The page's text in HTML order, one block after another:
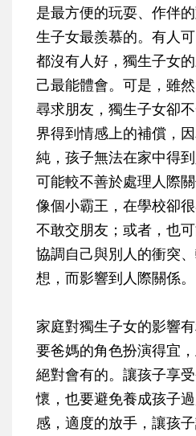
是最方便的玩耍、作伴
生子女最羨慕的。有人
都沒有人好，獨生子女
己最能體會。可是， 雖
尋求朋友，獨生子女卻
界得到情感上的補償 ，
純，孩子無法在家中得
可能較不善於處理人際
像個小霸王，在學校卻
不敢交朋友；或者，也
協調自己與別人的衝突
想，而影響到人際關係。
家庭對獨生子女的影響
要爸媽的角色扮演得宜
絕對會有的。讓孩子享
懷，也要避免養成孩子
感 ，適度的放手，讓孩